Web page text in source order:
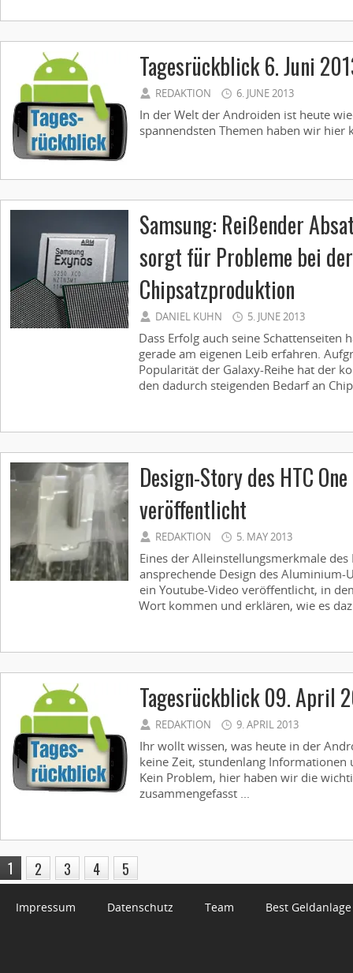
Tagesrückblick 6. Juni
REDAKTION 6. JUNE 2013
In der Welt der Androiden ist heute
spannendsten Themen haben wir hier
Samsung: Reißender
sorgt für Probleme bei der
Chipsatzproduktion
DANIEL KUHN 5. JUNE 2013
Dass Erfolg auch seine Schattenseiten
gerade am eigenen Leib erfahren.
Popularität der Galaxy-Reihe hat der
den dadurch steigenden Bedarf an
Design-Story des HTC
veröffentlicht
REDAKTION 5. MAY 2013
Eines der Alleinstellungsmerkmale des
ansprechende Design des
ein Youtube-Video veröffentlicht, in
Wort kommen und erklären, wie es
Tagesrückblick 09. April
REDAKTION 9. APRIL 2013
Ihr wollt wissen, was heute in der
keine Zeit, stundenlang Informationen
Kein Problem, hier haben wir die
zusammengefasst ...
1 2 3 4 5
Impressum Datenschutz Team Best Geldanlage